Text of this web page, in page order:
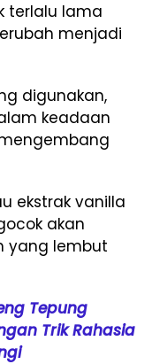
terlalu lama
menjadi
digunakan,
keadaan
ekstrak vanilla
akan
yang lembut
Tepung
Trik Rahasia